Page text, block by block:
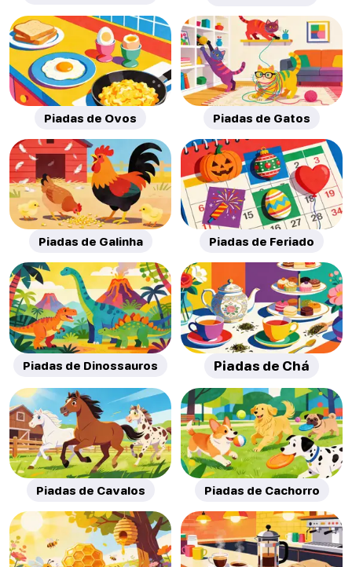
Piadas de Ovos Piadas de Gatos
Piadas de Galinha Piadas de Feriado
Piadas de Dinossauros Piadas de Chá
Piadas de Cavalos Piadas de Cachorro